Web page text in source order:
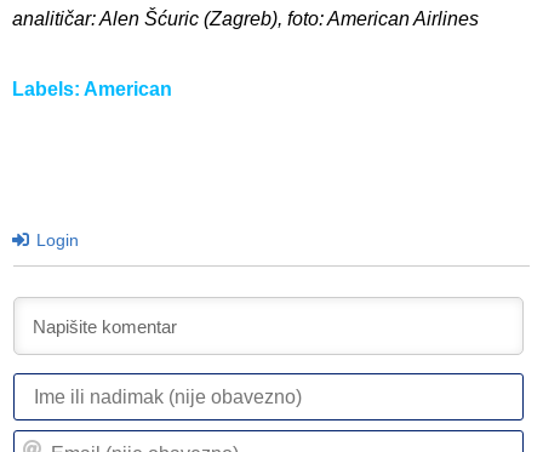
analitičar: Alen Šćuric (Zagreb), foto: American Airlines
Labels: American
Login